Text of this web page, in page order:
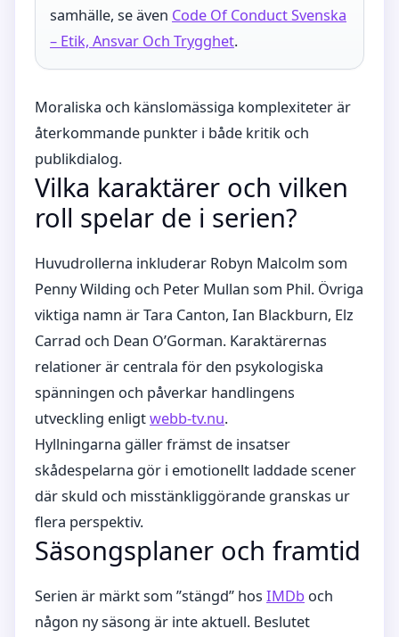
samhälle, se även Code Of Conduct Svenska
– Etik, Ansvar Och Trygghet.
Moraliska och känslomässiga komplexiteter är
återkommande punkter i både kritik och
publikdialog.
Vilka karaktärer och vilken
roll spelar de i serien?
Huvudrollerna inkluderar Robyn Malcolm som
Penny Wilding och Peter Mullan som Phil. Övriga
viktiga namn är Tara Canton, Ian Blackburn, Elz
Carrad och Dean O’Gorman. Karaktärernas
relationer är centrala för den psykologiska
spänningen och påverkar handlingens
utveckling enligtwebb-tv.nu.
Hyllningarna gäller främst de insatser
skådespelarna gör i emotionellt laddade scener
där skuld och misstänkliggörande granskas ur
flera perspektiv.
Säsongsplaner och framtid
Serien är märkt som ”stängd” hos IMDb och
någon ny säsong är inte aktuell. Beslutet